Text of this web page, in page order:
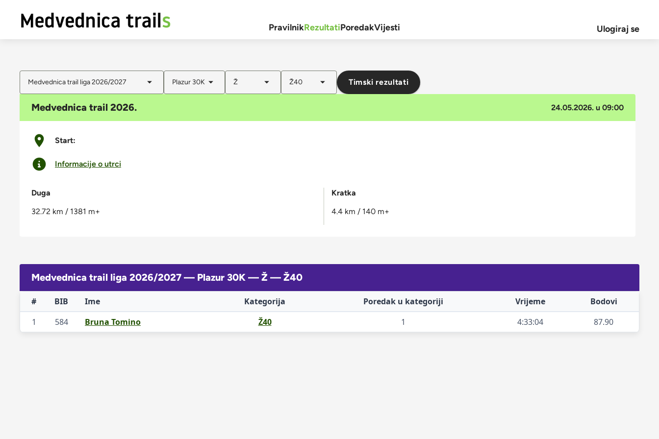
PravilnikRezultatiPoredakVijesti Ulogiraj se
Medvednica trail liga 2026/2027 Plazur 30K Ž Ž40 Timski rezultati
Medvednica trail 2026. 24.05.2026. u 09:00
Start:
Informacije o utrci
Duga
32.72 km / 1381 m+
Kratka
4.4 km / 140 m+
Medvednica trail liga 2026/2027 — Plazur 30K — Ž — Ž40
# BIB Ime Kategorija Poredak u kategoriji Vrijeme
Bodovi
1
584 Bruna Tomino Ž40 1 4:33:04 87.90